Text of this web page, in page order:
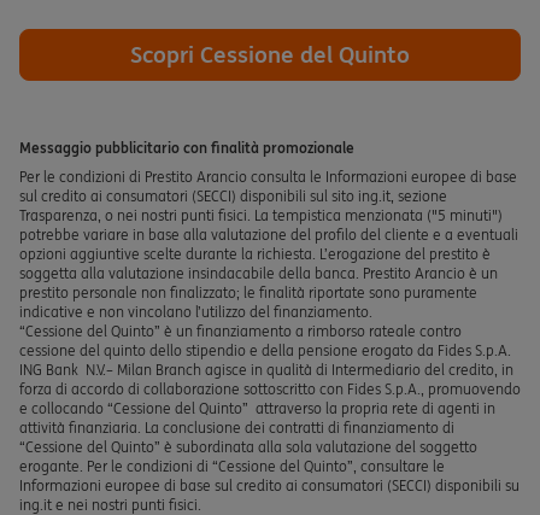
Scopri Cessione del Quinto
Messaggio pubblicitario con finalità promozionale​
Per le condizioni di Prestito Arancio consulta le Informazioni europee di base
sul credito ai consumatori (SECCI) disponibili sul sito ing.it, sezione
Trasparenza, o nei nostri punti fisici. La tempistica menzionata ("5 minuti")
potrebbe variare in base alla valutazione del profilo del cliente e a eventuali
opzioni aggiuntive scelte durante la richiesta. L’erogazione del prestito è
soggetta alla valutazione insindacabile della banca. Prestito Arancio è un
prestito personale non finalizzato; le finalità riportate sono puramente
indicative e non vincolano l’utilizzo del finanziamento.
“Cessione del Quinto” è un finanziamento a rimborso rateale contro
cessione del quinto dello stipendio e della pensione erogato da Fides S.p.A.
ING Bank N.V.– Milan Branch agisce in qualità di Intermediario del credito, in
forza di accordo di collaborazione sottoscritto con Fides S.p.A., promuovendo
e collocando “Cessione del Quinto” attraverso la propria rete di agenti in
attività finanziaria. La conclusione dei contratti di finanziamento di
“Cessione del Quinto” è subordinata alla sola valutazione del soggetto
erogante. Per le condizioni di “Cessione del Quinto”, consultare le
Informazioni europee di base sul credito ai consumatori (SECCI) disponibili su
ing.it e nei nostri punti fisici.